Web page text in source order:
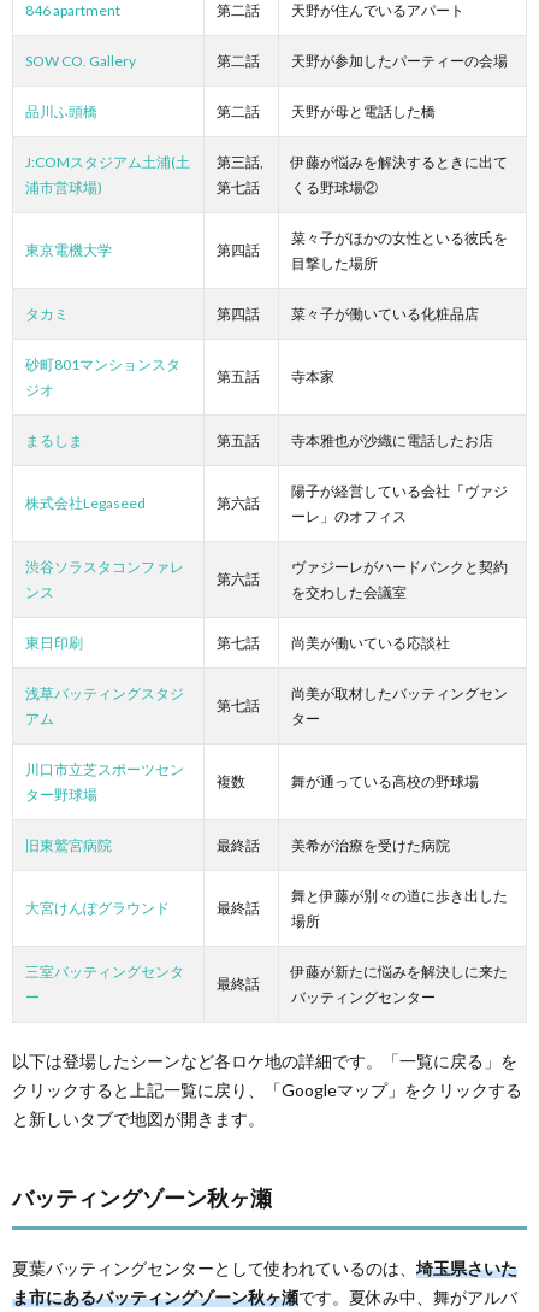
846 apartment 第二話 天野が住んでいるアパート
SOW CO. Gallery 第二話 天野が参加したパーティーの会場
品川ふ頭橋 第二話 天野が母と電話した橋
J:COMスタジアム土浦(土
浦市営球場)
第三話,
第七話
伊藤が悩みを解決するときに出て
くる野球場②
東京電機大学 第四話
菜々子がほかの女性といる彼氏を
目撃した場所
タカミ 第四話 菜々子が働いている化粧品店
砂町801マンションスタ
ジオ
第五話 寺本家
まるしま 第五話 寺本雅也が沙織に電話したお店
株式会社Legaseed 第六話
陽子が経営している会社「ヴァジ
ーレ」のオフィス
渋谷ソラスタコンファレ
ンス
第六話
ヴァジーレがハードバンクと契約
を交わした会議室
東日印刷 第七話 尚美が働いている応談社
浅草バッティングスタジ
アム
第七話
尚美が取材したバッティングセン
ター
川口市立芝スポーツセン
ター野球場
複数 舞が通っている高校の野球場
旧東鷲宮病院 最終話 美希が治療を受けた病院
大宮けんぽグラウンド 最終話
舞と伊藤が別々の道に歩き出した
場所
三室バッティングセンタ
ー
最終話
伊藤が新たに悩みを解決しに来た
バッティングセンター
以下は登場したシーンなど各ロケ地の詳細です。「一覧に戻る」を
クリックすると上記一覧に戻り、「Googleマップ」をクリックする
と新しいタブで地図が開きます。
バッティングゾーン秋ヶ瀬
夏葉バッティングセンターとして使われているのは、 埼玉県さいた
ま市にあるバッティングゾーン秋ヶ瀬です。夏休み中、舞がアルバ